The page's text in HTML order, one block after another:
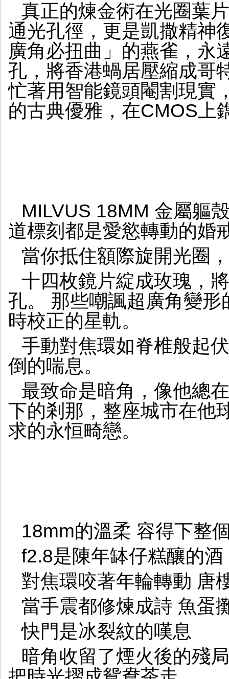
真正的煉金術在光圈葉
通光孔徑，更是凱撒精神
廣角必扭曲」的燕雀，永
孔，將香港蝸居壓縮成哥
忙著用智能鏡頭閹割現實
的古典優雅，在CMOS
MILVUS 18MM 金屬軀
道標刻都是愛慾轉動的婚
當你抵住額際旋開光圈
十四枚鏡片綻成玫瑰，
孔。 那些嘲諷超廣角變
時校正的星軌。
手動對焦環如脊椎般起
倒的喘息。
最致命是暗角，像他總
下的剎那，整座城市在他
求的永恒畸戀。
18mm的溫柔 容得下整
f2.8是陳年缽仔糕釀的
對焦環咬著年輪轉動
當手震都修煉成詩 魚
快門是冰裂紋的嘆息
暗角收留了煙火後的殘